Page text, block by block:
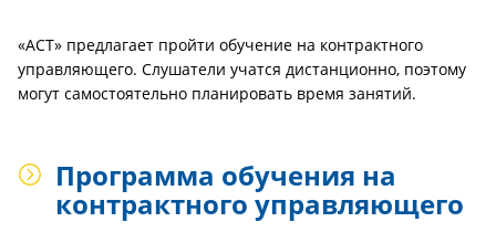
«АСТ» предлагает пройти обучение на контрактного
управляющего. Слушатели учатся дистанционно, поэтому
могут самостоятельно планировать время занятий.
Программа обучения на
контрактного управляющего